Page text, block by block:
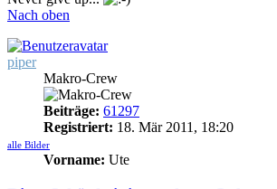
Nach oben
piper
Makro-Crew
Beiträge: 61297
Registriert: 18. Mär 2011, 18:20
alle Bilder
Vorname: Ute